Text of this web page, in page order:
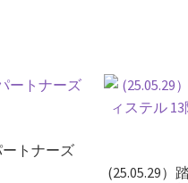
トナーズ
(25.05.29）